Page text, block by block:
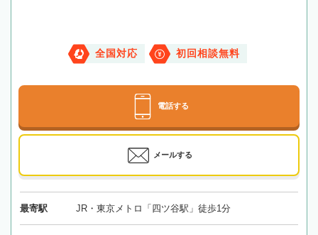
全国対応 初回相談無料
電話する
メールする
最寄駅 JR・東京メトロ「四ツ谷駅」徒歩1分